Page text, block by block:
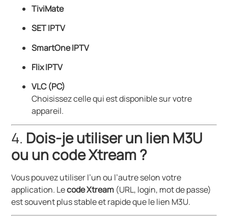
TiviMate
SET IPTV
SmartOne IPTV
Flix IPTV
VLC (PC)
Choisissez celle qui est disponible sur votre
appareil.
4. Dois-je utiliser un lien M3U
ou un code Xtream ?
Vous pouvez utiliser l’un ou l’autre selon votre
application. Lecode Xtream (URL, login, mot de passe)
est souvent plus stable et rapide que le lien M3U.